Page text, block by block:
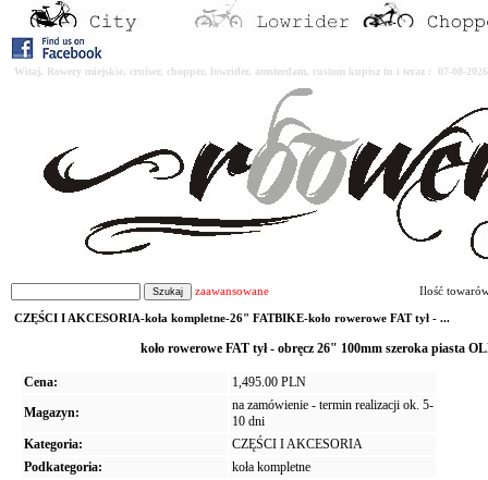
Witaj. Rowery miejskie, cruiser, chopper, lowrider, amsterdam, custom kupisz tu i teraz : 07-08-
zaawansowane Ilość
CZĘŚCI I AKCESORIA-koła kompletne-26" FATBIKE-koło rowerowe FAT tył - ...
koło rowerowe FAT tył - obręcz 26" 100mm szeroka piasta
Cena:
1,495.00 PLN
Magazyn:
na zamówienie - termin realizacji ok. 5-
10 dni
Kategoria:
CZĘŚCI I AKCESORIA
Podkategoria:
koła kompletne